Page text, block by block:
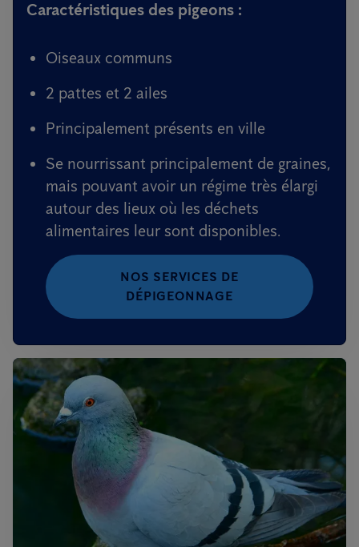
Caractéristiques des pigeons :
Oiseaux communs
2 pattes et 2 ailes
Principalement présents en ville
Se nourrissant principalement de graines,
mais pouvant avoir un régime très élargi
autour des lieux où les déchets
alimentaires leur sont disponibles.
NOS SERVICES DE
DÉPIGEONNAGE